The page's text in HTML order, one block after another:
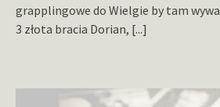
grapplingowe do Wielgie by tam
3 złota bracia Dorian, [...]